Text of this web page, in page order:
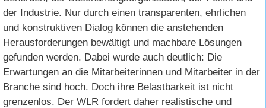
der Industrie. Nur durch einen transparenten, ehrlichen
und konstruktiven Dialog können die anstehenden
Herausforderungen bewältigt und machbare Lösungen
gefunden werden. Dabei wurde auch deutlich: Die
Erwartungen an die Mitarbeiterinnen und Mitarbeiter in der
Branche sind hoch. Doch ihre Belastbarkeit ist nicht
grenzenlos. Der WLR fordert daher realistische und